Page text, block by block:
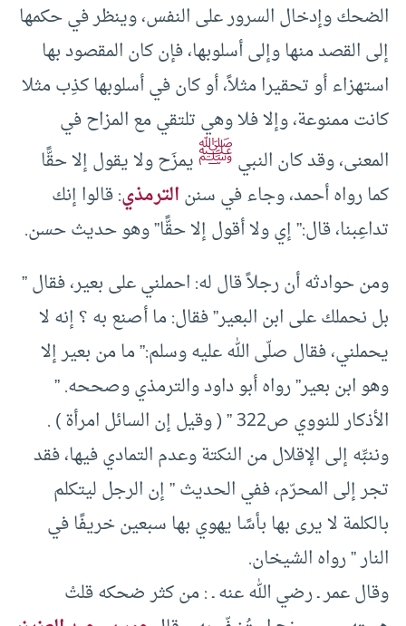
الضحك وإدخال السرور على النفس، وينظر في حكمها
إلى القصد منها وإلى أسلوبها، فإن كان المقصود بها
استهزاء أو تحقيرا مثلاً، أو كان في أسلوبها كذِب مثلا
كانت ممنوعة، وإلا فلا وهي تلتقي مع المزاح في
المعنى، وقد كان النبيﷺيمزَح ولا يقول إلا حقًّا
كما رواه أحمد، وجاء في سننالترمذي: قالوا إنك
تداعِبنا، قال:” إي ولا أقول إلا حقًّا” وهو حديث حسن.
ومن حوادثه أن رجلاً قال له: احملني على بعير، فقال ”
بل نحملك على ابن البعير” فقال: ما أصنع به ؟ إنه لا
يحملني، فقال صلّى الله عليه وسلم:” ما من بعير إلا
وهو ابن بعير” رواه أبو داود والترمذي وصححه. ”
الأذكار للنووي ص322 ” ( وقيل إن السائل امرأة ) .
وننبِّه إلى الإقلال من النكتة وعدم التمادي فيها، فقد
تجر إلى المحرّم، ففي الحديث ” إن الرجل ليتكلم
بالكلمة لا يرى بها بأسًا يهوي بها سبعين خريفًا في
النار ” رواه الشيخان.
وقال عمر ـ رضي الله عنه ـ : من كثر ضحكه قلتْ